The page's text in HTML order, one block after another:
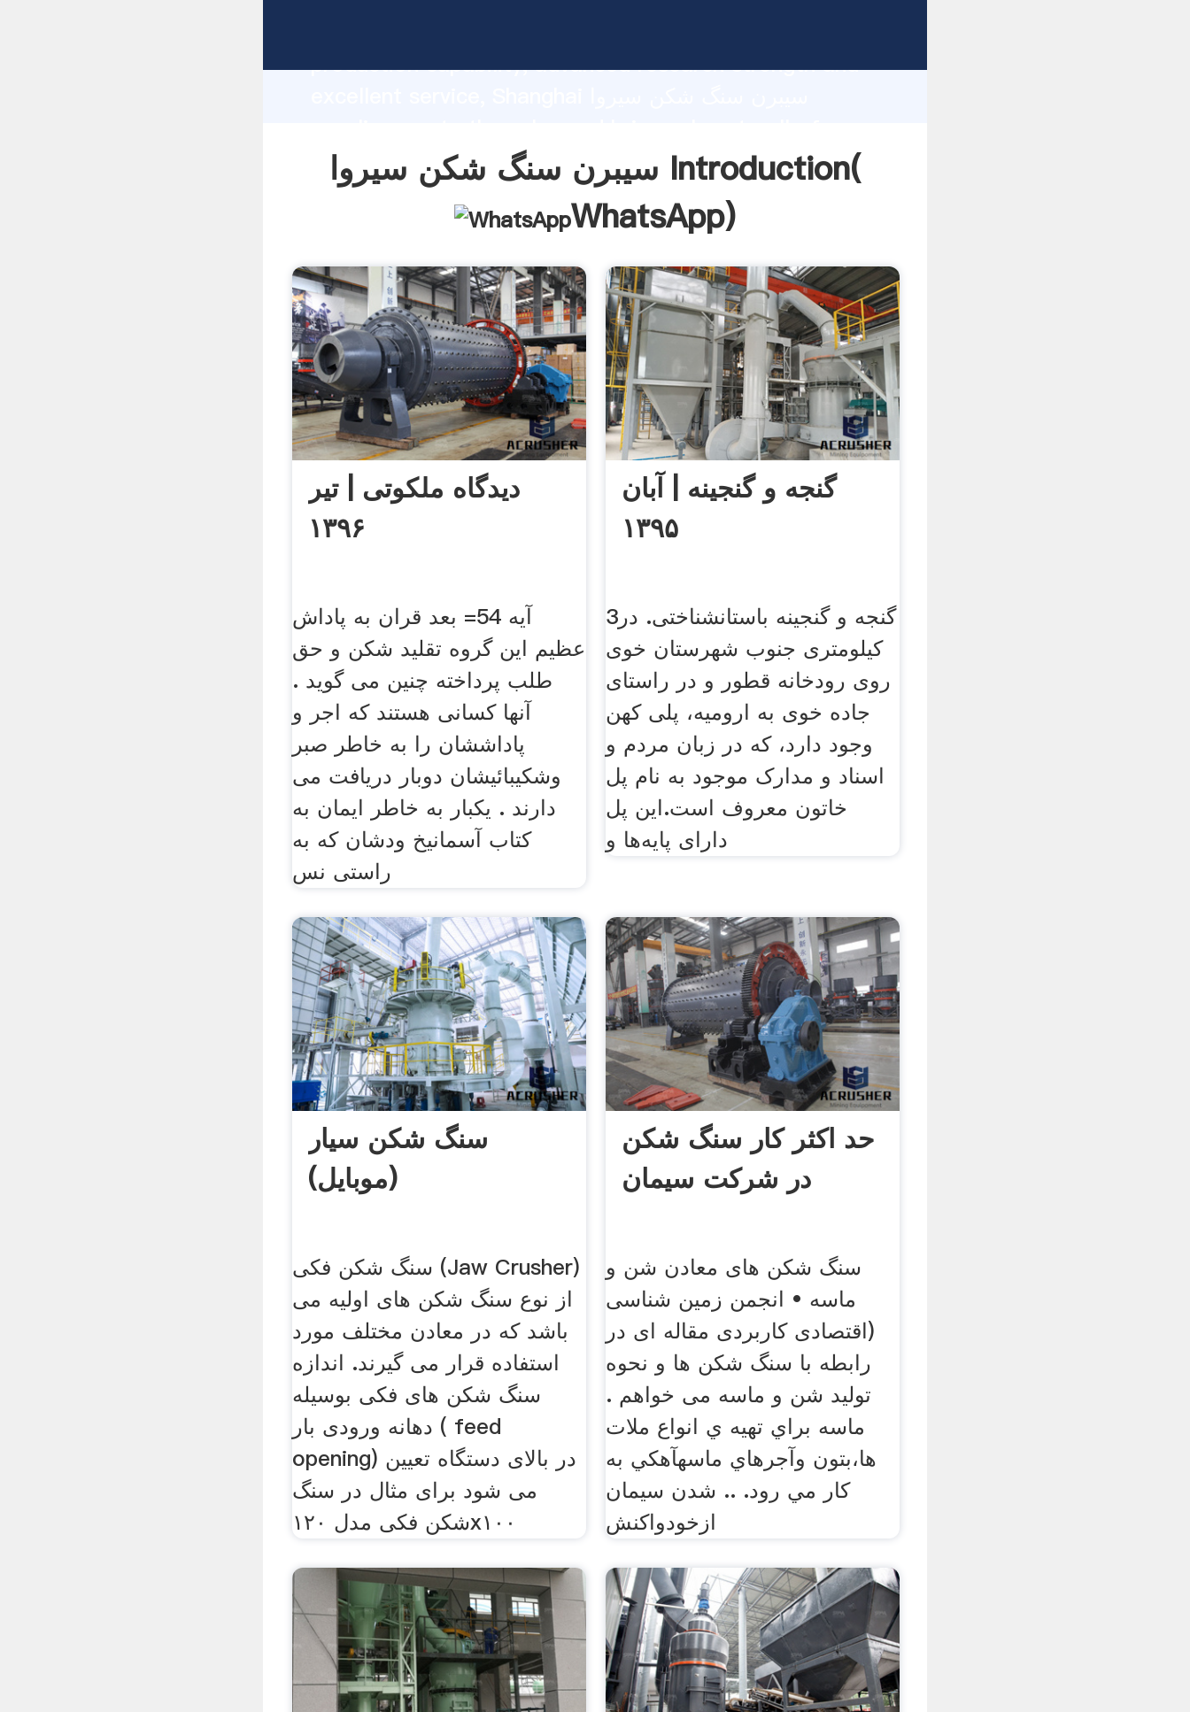
production capability, advanced research strength and
customers.
سیبرن سنگ شکن سیروا Introduction(
WhatsApp)
دیدگاه ملکوتی | تیر
۱۳۹۶
آیه 54= بعد قران به پاداش
عظیم این گروه تقلید شکن و حق
طلب پرداخته چنین می گوید .
آنها کسانی هستند که اجر و
پاداششان را به خاطر صبر
وشکیبائیشان دوبار دریافت می
دارند . یکبار به خاطر ایمان به
کتاب آسمانیخ ودشان که به
راستی نس
گنجه و گنجینه | آبان
۱۳۹۵
گنجه و گنجینه باستانشناختی. در3
کیلو‌متری جنوب شهرستان خوی
‌روی رود‌خانه قطور و در راستای
جاده خوی به ارومیه، پلی کهن
وجود دارد، که در زبان مردم و
اسناد و مدارک موجود به نام پل
خاتون معروف است.این پل
دارای پایه‌ها و
سنگ شکن سیار
(موبایل)
سنگ شکن فکی (Jaw Crusher)
از نوع سنگ شکن های اولیه می
باشد که در معادن مختلف مورد
استفاده قرار می گیرند. اندازه
سنگ شکن های فکی بوسیله
دهانه ورودی بار ( feed
opening) در بالای دستگاه تعیین
می شود برای مثال در سنگ
شکن فکی مدل ۱۲٠x۱٠٠
حد اکثر کار سنگ شکن
در شرکت سیمان
سنگ شکن های معادن شن و
ماسه • انجمن زمین شناسی
(اقتصادی کاربردی مقاله ای در
رابطه با سنگ شکن ها و نحوه
تولید شن و ماسه می خواهم .
ماسه براي تهيه ي انواع ملات
ها،بتون وآجرهاي ماسهآهکي به
کار مي رود. .. شدن سيمان
ازخودواکنش